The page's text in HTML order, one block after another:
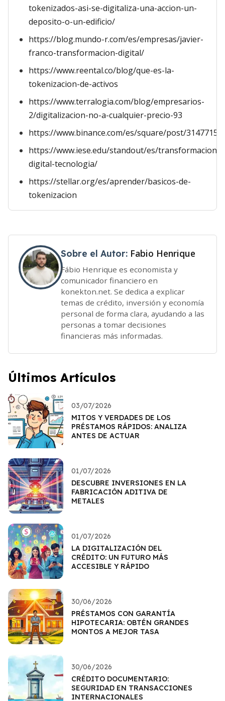
tokenizados-asi-se-digitaliza-una-accion-un-
deposito-o-un-edificio/
https://blog.mundo-r.com/es/empresas/javier-
franco-transformacion-digital/
https://www.reental.co/blog/que-es-la-
tokenizacion-de-activos
https://www.terralogia.com/blog/empresarios-
2/digitalizacion-no-a-cualquier-precio-93
https://www.binance.com/es/square/post/
https://www.iese.edu/standout/es/transformacion-
digital-tecnologia/
https://stellar.org/es/aprender/basicos-de-
tokenizacion
Sobre el Autor: Fabio Henrique
Fábio Henrique es economista y
comunicador financiero en
konekton.net. Se dedica a explicar
temas de crédito, inversión y economía
personal de forma clara, ayudando a las
personas a tomar decisiones
financieras más informadas.
Últimos Artículos
03/07/2026
MITOS Y VERDADES DE LOS
PRÉSTAMOS RÁPIDOS: ANALIZA
ANTES DE ACTUAR
01/07/2026
DESCUBRE INVERSIONES EN LA
FABRICACIÓN ADITIVA DE
METALES
01/07/2026
LA DIGITALIZACIÓN DEL
CRÉDITO: UN FUTURO MÁS
ACCESIBLE Y RÁPIDO
30/06/2026
PRÉSTAMOS CON GARANTÍA
HIPOTECARIA: OBTÉN GRANDES
MONTOS A MEJOR TASA
30/06/2026
CRÉDITO DOCUMENTARIO:
SEGURIDAD EN TRANSACCIONES
INTERNACIONALES